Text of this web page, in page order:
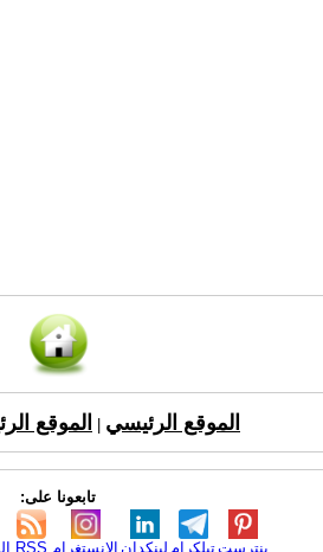
الموقع الرئيسي الموقع
تابعونا على:
RSS الانستغرام لينكدإن تيلكرامبنترست